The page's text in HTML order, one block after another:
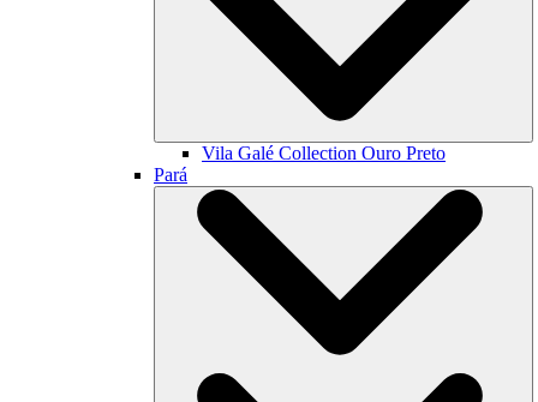
Vila Galé Collection Ouro Preto
Pará